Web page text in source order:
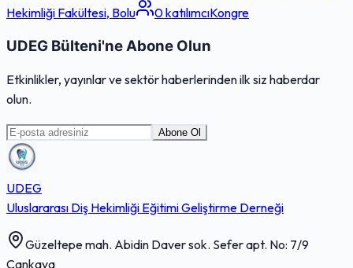
Hekimliği Fakültesi, Bolu 0katılımcıKongre
UDEG Bülteni'ne Abone Olun
Etkinlikler, yayınlar ve sektör haberlerinden ilk siz haberdar
olun.
Abone Ol
UDEG
Uluslararası Diş Hekimliği Eğitimi Geliştirme Derneği
Güzeltepe mah. Abidin Daver sok. Sefer apt. No: 7/9
Çankaya